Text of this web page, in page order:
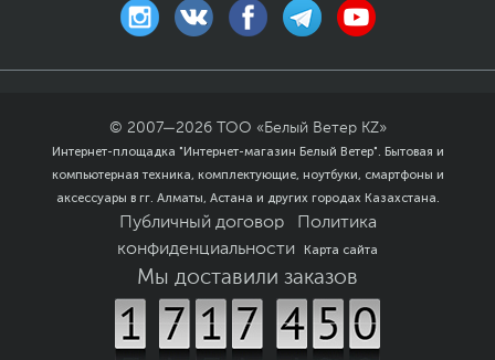
© 2007—2026
ТОО «Белый Ветер KZ»
Интернет-площадка "Интернет-магазин Белый Ветер". Бытовая и
компьютерная техника, комплектующие, ноутбуки, смартфоны и
аксессуары в гг. Алматы, Астана и других городах Казахстана.
Публичный договор
Политика
конфиденциальности
Карта сайта
Мы доставили заказов